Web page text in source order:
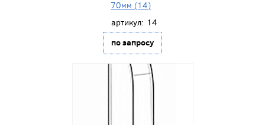
70мм (14)
артикул: 14
по запросу